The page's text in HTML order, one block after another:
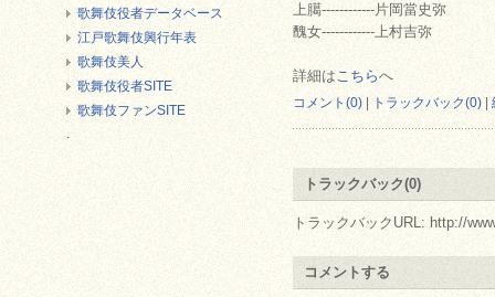
上臈------------片岡當史弥
醜女------------上村吉弥
詳細はこちらへ
コメント(0) トラックバック(0)
トラックバック(0)
トラックバックURL: http://
コメントする
歌舞伎役者データベース
江戸歌舞伎興行年表
歌舞伎美人
歌舞伎役者SITE
歌舞伎ファンSITE
.